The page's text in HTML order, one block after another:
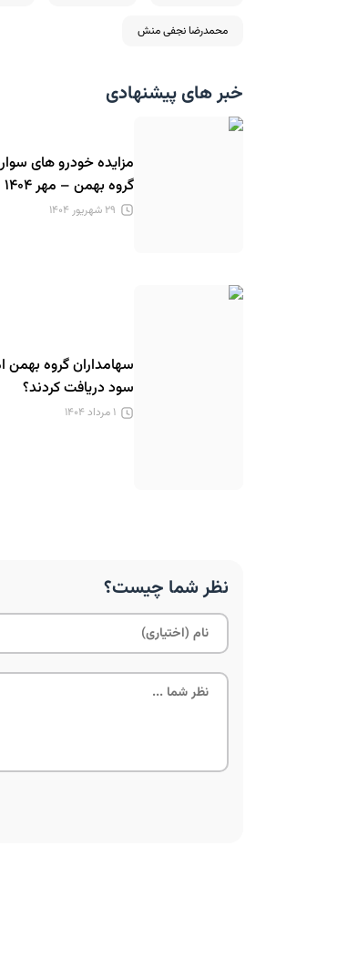
محمدرضا نجفی منش
خبر های پیشنهادی
مزایده خودرو های
گروه بهمن – مهر ۱۴۰۴
۲۹ شهریور ۱۴۰۴
سهامداران گروه
سود دریافت کردند؟
۱ مرداد ۱۴۰۴
نظر شما چیست؟